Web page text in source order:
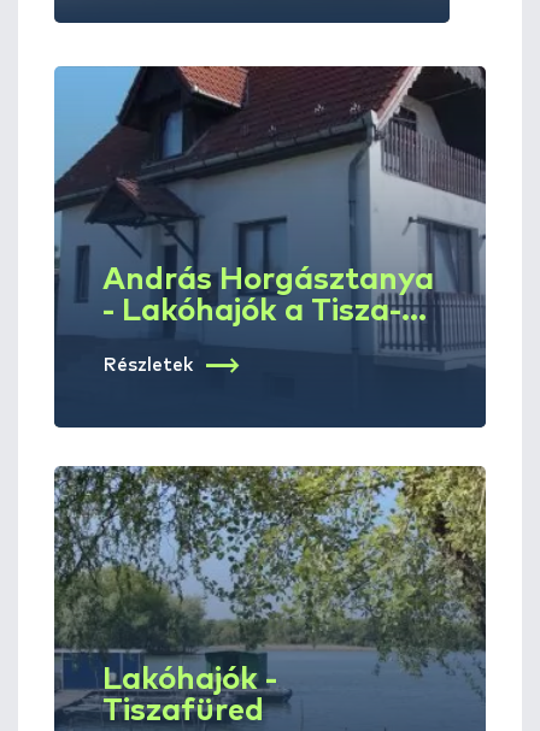
András Horgásztanya
- Lakóhajók a Tisza-
tavon
Részletek
Lakóhajók -
Tiszafüred